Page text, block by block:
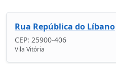
Rua República do Líbano
CEP: 25900-406
Vila Vitória